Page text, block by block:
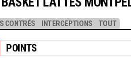
CONTRÉS INTERCEPTIONS TOUT
POINTS